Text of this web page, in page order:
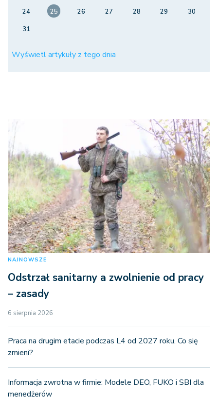
24
25 26 27 28 29
30
31
Wyświetl artykuły z tego dnia
NAJNOWSZE
Odstrzał sanitarny a zwolnienie od pracy
– zasady
6 sierpnia 2026
Praca na drugim etacie podczas L4 od 2027 roku. Co się
zmieni?
Informacja zwrotna w firmie: Modele DEO, FUKO i SBI dla
menedżerów